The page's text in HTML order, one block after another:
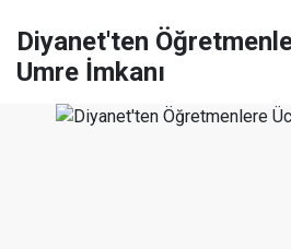
Diyanet'ten
Umre İmkanı